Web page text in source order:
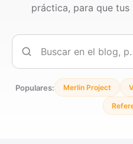
práctica, para que
Buscar
Populares: Merlin Project